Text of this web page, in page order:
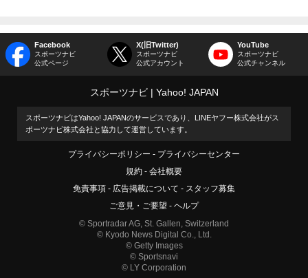
Facebook
スポーツナビ
公式ページ
X(旧Twitter)
スポーツナビ
公式アカウント
YouTube
スポーツナビ
公式チャンネル
スポーツナビ Yahoo! JAPAN
スポーツナビはYahoo! JAPANのサービスであり、LINEヤフー株式会社がス
ポーツナビ株式会社と協力して運営しています。
プライバシーポリシー
プライバシーセンター
規約
会社概要
免責事項
広告掲載について
スタッフ募集
ご意見・ご要望
ヘルプ
© Sportradar AG, St. Gallen, Switzerland
© Kyodo News Digital Co., Ltd.
© Getty Images
© Sportsnavi
© LY Corporation